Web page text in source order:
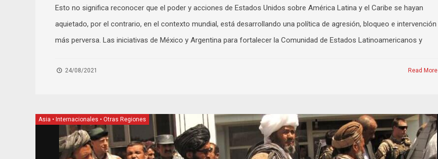
Esto no significa reconocer que el poder y acciones de Estados Unidos sobre América Latina y el Caribe se hayan
aquietado, por el contrario, en el contexto mundial, está desarrollando una política de agresión, bloqueo e intervención
más perversa. Las iniciativas de México y Argentina para fortalecer la Comunidad de Estados Latinoamericanos y
24/08/2021 Read More
Asia • Internacionales • Otras Regiones